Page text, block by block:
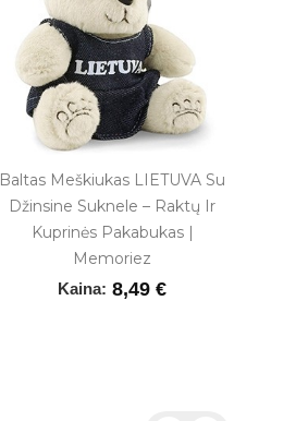
Baltas Meškiukas LIETUVA Su
Džinsine Suknele – Raktų Ir
Kuprinės Pakabukas |
Memoriez
Kaina: 8,49 €